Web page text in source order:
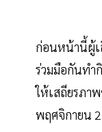
ก่อนหน้านี้ผู้เ
ร่วมมือกันทำ
ให้เสถียรภา
พฤศจิกายน